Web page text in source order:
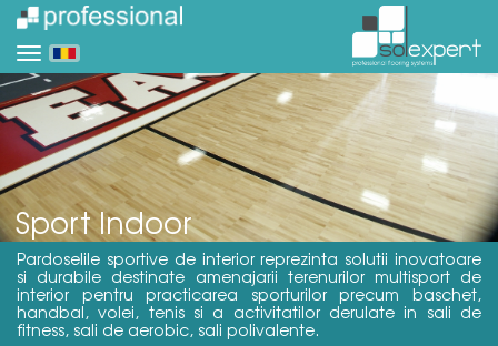
Sport Indoor
Pardoselile sportive de interior reprezinta solutii inovatoare
si durabile destinate amenajarii terenurilor multisport de
interior pentru practicarea sporturilor precum baschet,
handbal, volei, tenis si a activitatilor derulate in sali de
fitness, sali de aerobic, sali polivalente.